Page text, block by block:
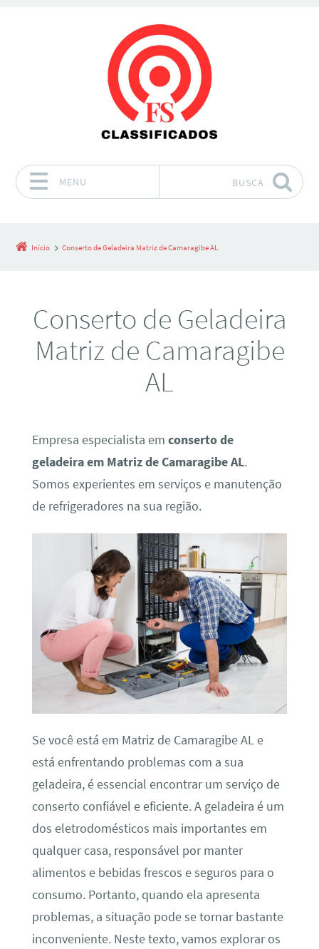
MENU BUSCA
Início Conserto de Geladeira Matriz de Camaragibe AL
Conserto de Geladeira
Matriz de Camaragibe
AL
Empresa especialista em conserto de
geladeira em Matriz de Camaragibe AL.
Somos experientes em serviços e manutenção
de refrigeradores na sua região.
Se você está em Matriz de Camaragibe AL e
está enfrentando problemas com a sua
geladeira, é essencial encontrar um serviço de
conserto confiável e eficiente. A geladeira é um
dos eletrodomésticos mais importantes em
qualquer casa, responsável por manter
alimentos e bebidas frescos e seguros para o
consumo. Portanto, quando ela apresenta
problemas, a situação pode se tornar bastante
inconveniente. Neste texto, vamos explorar os